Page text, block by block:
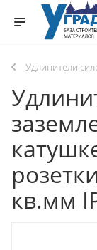
Удлинители
кв.мм